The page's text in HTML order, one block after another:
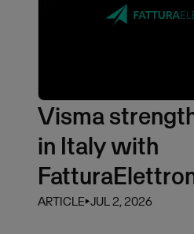
Visma
in Italy with
ARTICLE⏵JUL 2, 2026